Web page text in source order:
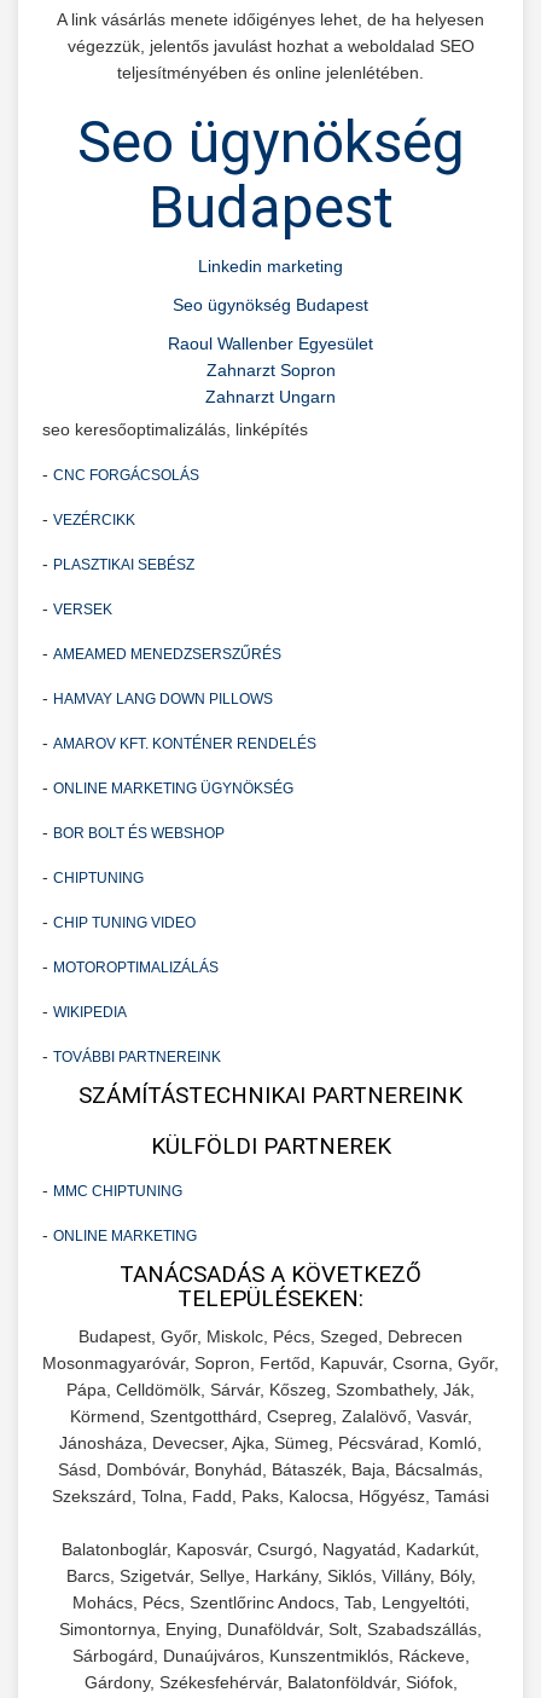
A link vásárlás menete időigényes lehet, de ha helyesen
végezzük, jelentős javulást hozhat a weboldalad SEO
teljesítményében és online jelenlétében.
Seo ügynökség
Budapest
Linkedin marketing
Seo ügynökség Budapest
Raoul Wallenber Egyesület
Zahnarzt Sopron
Zahnarzt Ungarn
seo keresőoptimalizálás, linképítés
- CNC FORGÁCSOLÁS
- VEZÉRCIKK
- PLASZTIKAI SEBÉSZ
- VERSEK
- AMEAMED MENEDZSERSZŰRÉS
- HAMVAY LANG DOWN PILLOWS
- AMAROV KFT. KONTÉNER RENDELÉS
- ONLINE MARKETING ÜGYNÖKSÉG
- BOR BOLT ÉS WEBSHOP
- CHIPTUNING
- CHIP TUNING VIDEO
- MOTOROPTIMALIZÁLÁS
- WIKIPEDIA
- TOVÁBBI PARTNEREINK
SZÁMÍTÁSTECHNIKAI PARTNEREINK
KÜLFÖLDI PARTNEREK
- MMC CHIPTUNING
- ONLINE MARKETING
TANÁCSADÁS A KÖVETKEZŐ
TELEPÜLÉSEKEN:
Budapest, Győr, Miskolc, Pécs, Szeged, Debrecen
Mosonmagyaróvár, Sopron, Fertőd, Kapuvár, Csorna, Győr,
Pápa, Celldömölk, Sárvár, Kőszeg, Szombathely, Ják,
Körmend, Szentgotthárd, Csepreg, Zalalövő, Vasvár,
Jánosháza, Devecser, Ajka, Sümeg, Pécsvárad, Komló,
Sásd, Dombóvár, Bonyhád, Bátaszék, Baja, Bácsalmás,
Szekszárd, Tolna, Fadd, Paks, Kalocsa, Hőgyész, Tamási
Balatonboglár, Kaposvár, Csurgó, Nagyatád, Kadarkút,
Barcs, Szigetvár, Sellye, Harkány, Siklós, Villány, Bóly,
Mohács, Pécs, Szentlőrinc Andocs, Tab, Lengyeltóti,
Simontornya, Enying, Dunaföldvár, Solt, Szabadszállás,
Sárbogárd, Dunaújváros, Kunszentmiklós, Ráckeve,
Gárdony, Székesfehérvár, Balatonföldvár, Siófok,